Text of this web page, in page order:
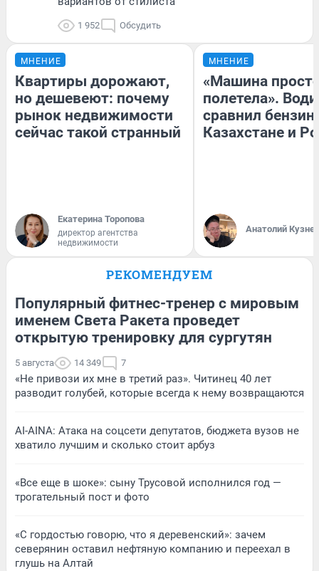
1 952 Обсудить
МНЕНИЕ
Квартиры дорожают,
но дешевеют: почему
рынок недвижимости
сейчас такой странный
Екатерина Торопова
директор агентства
недвижимости
МНЕНИЕ
«Машина
полетела».
сравнил бензин
Казахстане и
Анатолий
РЕКОМЕНДУЕМ
Популярный фитнес-тренер с мировым
именем Света Ракета проведет
открытую тренировку для сургутян
5 августа 14 349 7
«Не привози их мне в третий раз». Читинец 40 лет
разводит голубей, которые всегда к нему возвращаются
AI-AINA: Атака на соцсети депутатов, бюджета вузов не
хватило лучшим и сколько стоит арбуз
«Все еще в шоке»: сыну Трусовой исполнился год —
трогательный пост и фото
«С гордостью говорю, что я деревенский»: зачем
северянин оставил нефтяную компанию и переехал в
глушь на Алтай